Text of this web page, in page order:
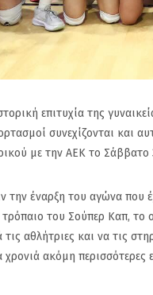
επιτυχία της
συνεχίζονται και
με την ΑΕΚ το
την έναρξη του αγώνα που
του Σούπερ Καπ, το
αθλήτριες και να τις
ακόμη περισσότερες